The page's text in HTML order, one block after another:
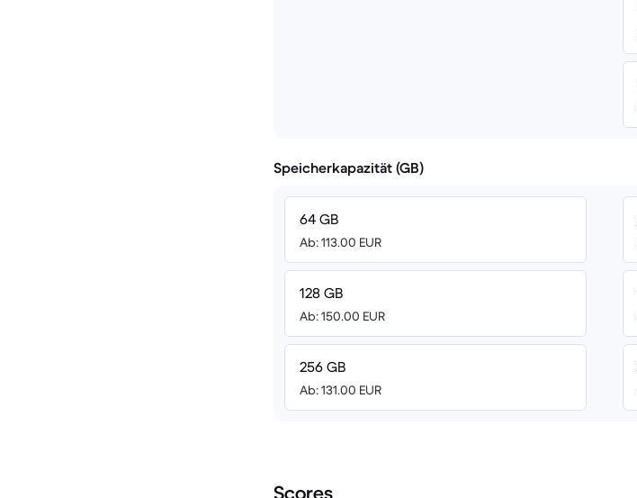
Speicherkapazität (GB)
64 GB
Ab: 113.00 EUR
128 GB
Ab: 150.00 EUR
256 GB
Ab: 131.00 EUR
Scores